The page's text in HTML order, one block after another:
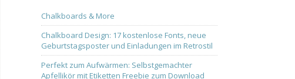
Chalkboards & More
Chalkboard Design: 17 kostenlose Fonts, neue
Geburtstagsposter und Einladungen im Retrostil
Perfekt zum Aufwärmen: Selbstgemachter
Apfellikör mit Etiketten Freebie zum Download